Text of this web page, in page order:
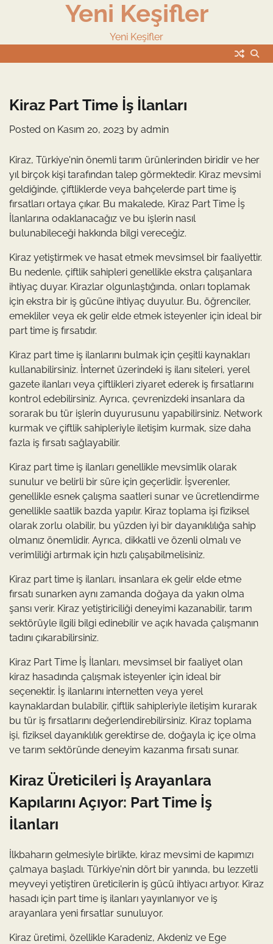
Yeni Keşifler
Yeni Keşifler
Kiraz Part Time İş İlanları
Posted on Kasım 20, 2023 by admin
Kiraz, Türkiye'nin önemli tarım ürünlerinden biridir ve her
yıl birçok kişi tarafından talep görmektedir. Kiraz mevsimi
geldiğinde, çiftliklerde veya bahçelerde part time iş
fırsatları ortaya çıkar. Bu makalede, Kiraz Part Time İş
İlanlarına odaklanacağız ve bu işlerin nasıl
bulunabileceği hakkında bilgi vereceğiz.
Kiraz yetiştirmek ve hasat etmek mevsimsel bir faaliyettir.
Bu nedenle, çiftlik sahipleri genellikle ekstra çalışanlara
ihtiyaç duyar. Kirazlar olgunlaştığında, onları toplamak
için ekstra bir iş gücüne ihtiyaç duyulur. Bu, öğrenciler,
emekliler veya ek gelir elde etmek isteyenler için ideal bir
part time iş fırsatıdır.
Kiraz part time iş ilanlarını bulmak için çeşitli kaynakları
kullanabilirsiniz. İnternet üzerindeki iş ilanı siteleri, yerel
gazete ilanları veya çiftlikleri ziyaret ederek iş fırsatlarını
kontrol edebilirsiniz. Ayrıca, çevrenizdeki insanlara da
sorarak bu tür işlerin duyurusunu yapabilirsiniz. Network
kurmak ve çiftlik sahipleriyle iletişim kurmak, size daha
fazla iş fırsatı sağlayabilir.
Kiraz part time iş ilanları genellikle mevsimlik olarak
sunulur ve belirli bir süre için geçerlidir. İşverenler,
genellikle esnek çalışma saatleri sunar ve ücretlendirme
genellikle saatlik bazda yapılır. Kiraz toplama işi fiziksel
olarak zorlu olabilir, bu yüzden iyi bir dayanıklılığa sahip
olmanız önemlidir. Ayrıca, dikkatli ve özenli olmalı ve
verimliliği artırmak için hızlı çalışabilmelisiniz.
Kiraz part time iş ilanları, insanlara ek gelir elde etme
fırsatı sunarken aynı zamanda doğaya da yakın olma
şansı verir. Kiraz yetiştiriciliği deneyimi kazanabilir, tarım
sektörüyle ilgili bilgi edinebilir ve açık havada çalışmanın
tadını çıkarabilirsiniz.
Kiraz Part Time İş İlanları, mevsimsel bir faaliyet olan
kiraz hasadında çalışmak isteyenler için ideal bir
seçenektir. İş ilanlarını internetten veya yerel
kaynaklardan bulabilir, çiftlik sahipleriyle iletişim kurarak
bu tür iş fırsatlarını değerlendirebilirsiniz. Kiraz toplama
işi, fiziksel dayanıklılık gerektirse de, doğayla iç içe olma
ve tarım sektöründe deneyim kazanma fırsatı sunar.
Kiraz Üreticileri İş Arayanlara
Kapılarını Açıyor: Part Time İş
İlanları
İlkbaharın gelmesiyle birlikte, kiraz mevsimi de kapımızı
çalmaya başladı. Türkiye'nin dört bir yanında, bu lezzetli
meyveyi yetiştiren üreticilerin iş gücü ihtiyacı artıyor. Kiraz
hasadı için part time iş ilanları yayınlanıyor ve iş
arayanlara yeni fırsatlar sunuluyor.
Kiraz üretimi, özellikle Karadeniz, Akdeniz ve Ege